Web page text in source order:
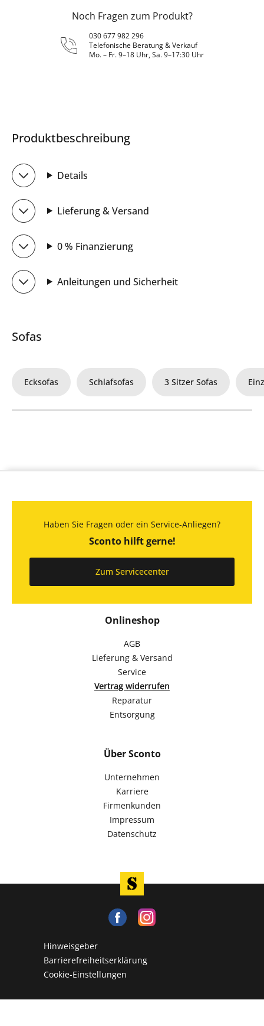
Noch Fragen zum Produkt?
030 677 982 296
Telefonische Beratung & Verkauf
Mo. – Fr. 9–18 Uhr, Sa. 9–17:30 Uhr
Produktbeschreibung
Details
Lieferung & Versand
0 % Finanzierung
Anleitungen und Sicherheit
Sofas
Ecksofas Schlafsofas 3 Sitzer Sofas
Onlineshop
AGB
Lieferung & Versand
Service
Vertrag widerrufen
Reparatur
Entsorgung
Über Sconto
Unternehmen
Karriere
Firmenkunden
Impressum
Datenschutz
Haben Sie Fragen oder ein Service-Anliegen?
Sconto hilft gerne!
Zum Servicecenter
Hinweisgeber
Barrierefreiheitserklärung
Cookie-Einstellungen